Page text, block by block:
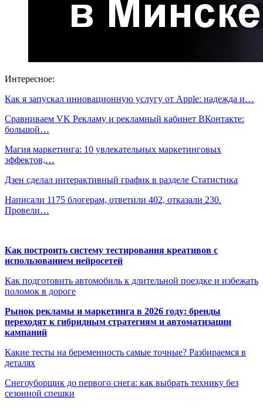
Интересное:
Как я запускал инновационную услугу от Apple: надежда и…
Сравниваем VK Рекламу и рекламный кабинет ВКонтакте:
большой…
Магия маркетинга: 10 увлекательных маркетинговых
эффектов,…
Дзен сделал интерактивный график в разделе Статистика
Написали 1175 блогерам, ответили 402, отказали 230.
Провели…
Как построить систему тестирования креативов с
использованием нейросетей
Как подготовить автомобиль к длительной поездке и избежать
поломок в дороге
Рынок рекламы и маркетинга в 2026 году: бренды
переходят к гибридным стратегиям и автоматизации
кампаний
Какие тесты на беременность самые точные? Разбираемся в
деталях
Снегоуборщик до первого снега: как выбрать технику без
сезонной спешки